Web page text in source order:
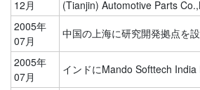
12月
(Tianjin) Automotive Parts
2005年
07月
中国の上海に研究開発拠点を設
2005年
07月
インドにMando Softtech India